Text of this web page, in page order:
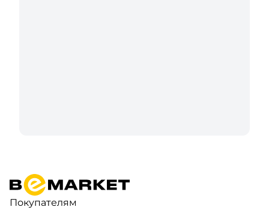
Покупателям